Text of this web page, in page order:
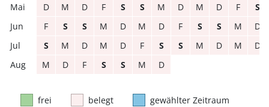
D M D F S S M D M D F
S
F
S S M D M D F S S M
D
S
M D M D F S S M D M
D
M
D F S S M D
frei belegt gewählter Zeitraum